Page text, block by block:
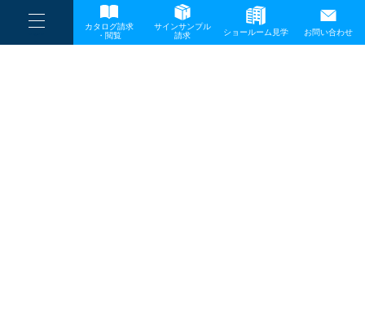
----
----
-
カタログ請求
・閲覧
サインサンプル
請求
ショールーム見学 お問い合わせ